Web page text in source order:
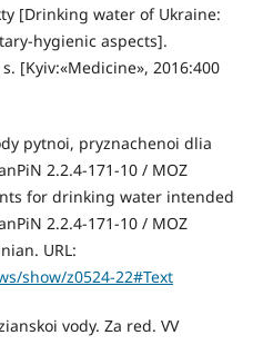
[Drinking water of Ukraine:
hygienic aspects].
[Kyiv:«Medicine», 2016:400
pytnoi, pryznachenoi dlia
2.2.4-171-10 / MOZ
for drinking water intended
2.2.4-171-10 / MOZ
URL:
show/z0524-22#Text
vody. Za red. VV